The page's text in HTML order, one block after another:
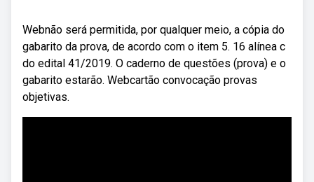
Webnão será permitida, por qualquer meio, a cópia do
gabarito da prova, de acordo com o item 5. 16 alínea c
do edital 41/2019. O caderno de questões (prova) e o
gabarito estarão. Webcartão convocação provas
objetivas.